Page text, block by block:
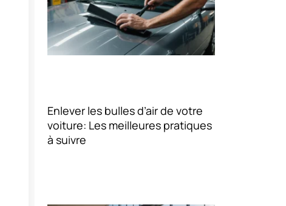
Enlever les bulles d’air de votre
voiture: Les meilleures pratiques
à suivre